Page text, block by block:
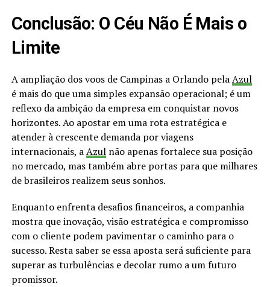
Conclusão: O Céu Não É Mais o
Limite
A ampliação dos voos de Campinas a Orlando pelaAzul
é mais do que uma simples expansão operacional; é um
reflexo da ambição da empresa em conquistar novos
horizontes. Ao apostar em uma rota estratégica e
atender à crescente demanda por viagens
internacionais, aAzulnão apenas fortalece sua posição
no mercado, mas também abre portas para que milhares
de brasileiros realizem seus sonhos.
Enquanto enfrenta desafios financeiros, a companhia
mostra que inovação, visão estratégica e compromisso
com o cliente podem pavimentar o caminho para o
sucesso. Resta saber se essa aposta será suficiente para
superar as turbulências e decolar rumo a um futuro
promissor.